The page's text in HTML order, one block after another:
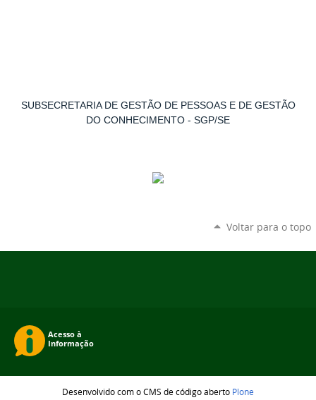
SUBSECRETARIA DE GESTÃO DE PESSOAS E DE GESTÃO
DO CONHECIMENTO - SGP/SE
Voltar para o topo
Desenvolvido com o CMS de código aberto Plone